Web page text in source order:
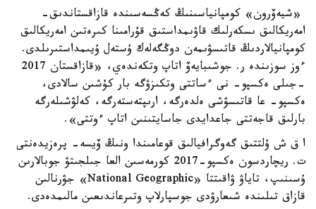
«شيەۆرون» كومپانياسىنىڭ كەڭسەسىندە قازاقستاندىق-
امەريكالىق ىسكەرلىك قاۋىمداستىق قۇرامىنا كىرەتىن امەريكالىق
كومپانيالاردىڭ قاتىسۋىمەن دوڭگەلەك ۇستەل ۇيىمداستىرىلدى.
ءوز سوزىندە ر. جوشىبايەۆ اتاپ وتكەندەي، «قازاقستان 2017
-جىلى ەكسپو- نى ءساتتى وتكىزۋگە بار كۇشىن سالادى،
ەكسپو- عا قاتىسۋشى ەلدەرگە، ارىپتەستەرگە، كەلۋشىلەرگە
بارلىق قاجەتتى جاعدايدى جاسايتىنىن اتاپ ءوتتى».
ا ق ش ۇلتتىق گەوگرافيالىق قوعامىندا ونىڭ ۆيسە- پرەزيدەنتى
ت. ريچاردسون ەكسپو-2017 كورمەسىن العا جىلجىتۋ جوبالارىن
ۇسىنىپ، تاياۋ ۋاقىتتا «National Geographic» جۋرنالىن
قازاق تىلىندە شىعارۋدى جوسپارلاپ وتىرعاندىعىن مالىمدەدى.